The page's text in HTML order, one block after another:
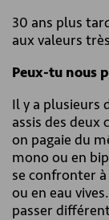
30 ans plus
aux valeurs
Peux-tu nous
Il y a plusieurs
assis des deux
on pagaie du
mono ou en
se confronter
ou en eau
passer